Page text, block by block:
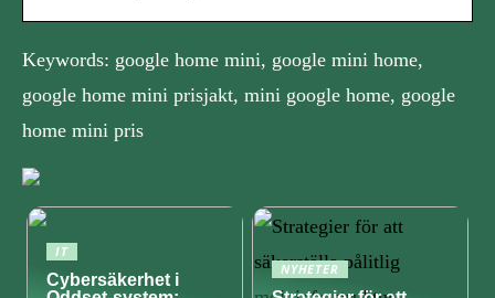
Keywords: google home mini, google mini home,
google home mini prisjakt, mini google home, google
home mini pris
IT
Cybersäkerhet i
NYHETER